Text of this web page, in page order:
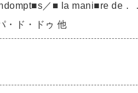
／■ la mani■re de．
・ド・ドゥ 他